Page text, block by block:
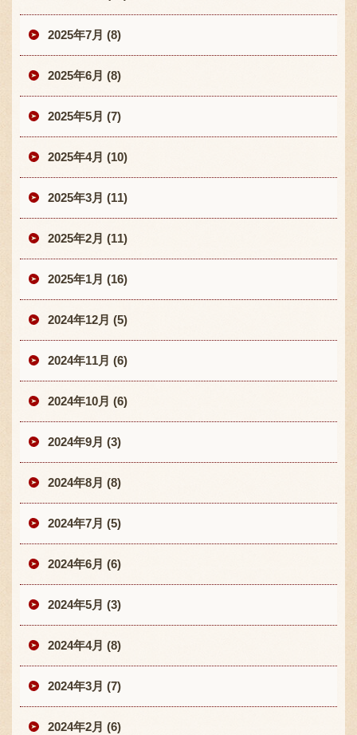
2025年7月 (8)
2025年6月 (8)
2025年5月 (7)
2025年4月 (10)
2025年3月 (11)
2025年2月 (11)
2025年1月 (16)
2024年12月 (5)
2024年11月 (6)
2024年10月 (6)
2024年9月 (3)
2024年8月 (8)
2024年7月 (5)
2024年6月 (6)
2024年5月 (3)
2024年4月 (8)
2024年3月 (7)
2024年2月 (6)